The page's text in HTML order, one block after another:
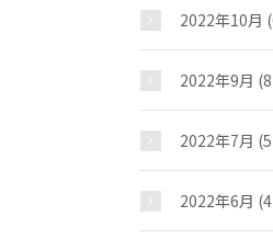
2022年10月
2022年9月
2022年7月
2022年6月